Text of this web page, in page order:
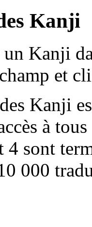
Kanji
un Kanji
et
Kanji
à
4 sont
000